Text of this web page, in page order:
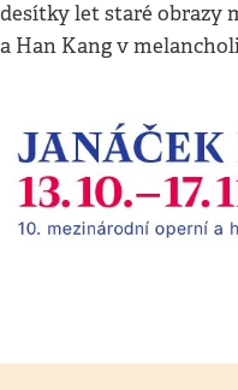
desítky let staré obrazy
a Han Kang v